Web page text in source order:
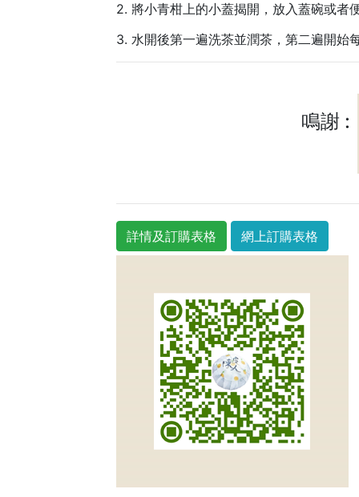
2. 將小青柑上的小蓋揭開，放入蓋碗或者
3. 水開後第一遍洗茶並潤茶，第二遍開始
鳴謝 :
詳情及訂購表格 網上訂購表格